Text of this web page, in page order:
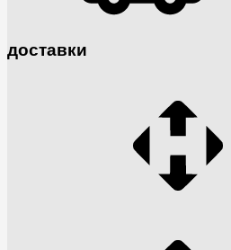
доставки